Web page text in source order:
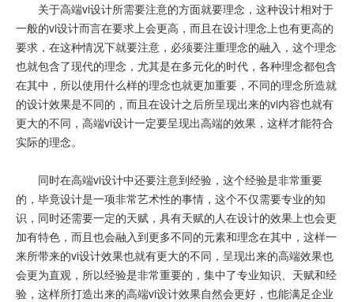
关于高端vi设计所需要注意的方面就要理念，这种设计相对于
一般的vi设计而言在要求上会更高，而且在设计理念上也有更高的
要求，在这种情况下就要注意，必须要注重理念的融入，这个理念
也就包含了现代的理念，尤其是在多元化的时代，各种理念都包含
在其中，所以使用什么样的理念也就更加重要，不同的理念所造就
的设计效果是不同的，而且在设计之后所呈现出来的vi内容也就有
更大的不同，高端vi设计一定要呈现出高端的效果，这样才能符合
实际的理念。
同时在高端vi设计中还要注意到经验，这个经验是非常重要
的，毕竟设计是一项非常艺术性的事情，这个不仅需要专业的知
识，同时还需要一定的天赋，具有天赋的人在设计的效果上也会更
加有特色，而且也会融入到更多不同的元素和理念在其中，这样一
来所带来的vi设计效果也就有更大的不同，呈现出来的高端效果也
会更为直观，所以经验是非常重要的，集中了专业知识、天赋和经
验，这样所打造出来的高端vi设计效果自然会更好，也能满足企业